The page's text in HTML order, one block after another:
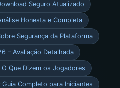
Seguro Atualizado
Honesta e Completa
Segurança da Plataforma
– Avaliação Detalhada
O Que Dizem os Jogadores
Completo para Iniciantes